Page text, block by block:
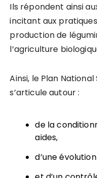
Ils répondent ainsi
incitant aux
production de
l’agriculture
Ainsi, le Plan
s’articule autour :
de la
aides,
d’une